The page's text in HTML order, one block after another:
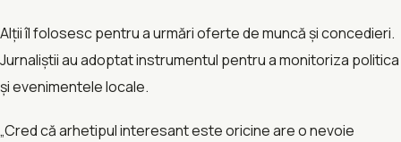
Alții îl folosesc pentru a urmări oferte de muncă și concedieri.
Jurnaliștii au adoptat instrumentul pentru a monitoriza politica
și evenimentele locale.
„Cred că arhetipul interesant este oricine are o nevoie